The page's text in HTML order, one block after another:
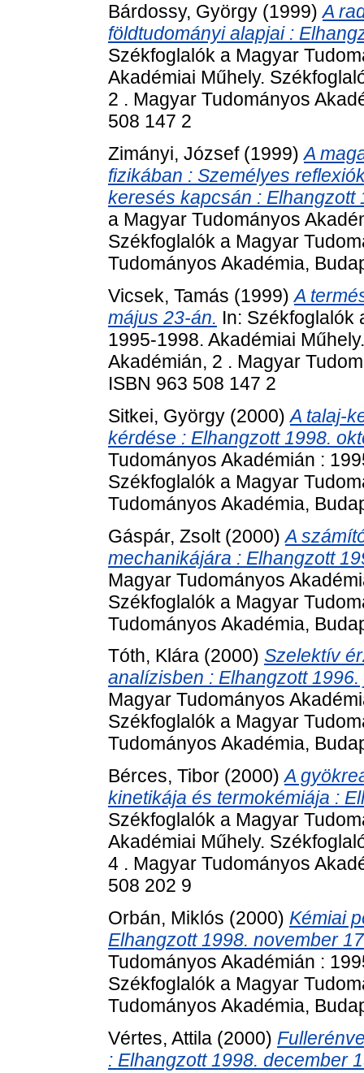
Bárdossy, György (1999)A
földtudományi alapjai :
Székfoglalók a Magyar
Akadémiai Műhely.
2 . Magyar Tudományos
508 147 2
Zimányi, József(1999)A
fizikában : Személyes
keresés kapcsán : Elhangzott
a Magyar Tudományos
Székfoglalók a Magyar
Tudományos Akadémia,
Vicsek, Tamás (1999)A
május 23-án. In: Székfoglalók
1995-1998. Akadémiai
Akadémián, 2 . Magyar
ISBN 963 508 147 2
Sitkei, György (2000)A talaj-
kérdése : Elhangzott 1998.
Tudományos Akadémián :
Székfoglalók a Magyar
Tudományos Akadémia,
Gáspár, Zsolt(2000)A
mechanikájára : Elhangzott
Magyar Tudományos
Székfoglalók a Magyar
Tudományos Akadémia,
Tóth, Klára (2000) Szelektív
analízisben : Elhangzott
Magyar Tudományos
Székfoglalók a Magyar
Tudományos Akadémia,
Bérces, Tibor (2000)A
kinetikája és termokémiája :
Székfoglalók a Magyar
Akadémiai Műhely.
4 . Magyar Tudományos
508 202 9
Orbán, Miklós (2000) Kémiai
Elhangzott 1998. november
Tudományos Akadémián :
Székfoglalók a Magyar
Tudományos Akadémia,
Vértes, Attila (2000)
: Elhangzott 1998. december